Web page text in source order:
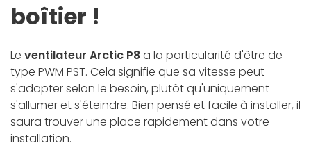
boîtier !
Le ventilateur Arctic P8a la particularité d'être de
type PWM PST. Cela signifie que sa vitesse peut
s'adapter selon le besoin, plutôt qu'uniquement
s'allumer et s'éteindre. Bien pensé et facile à installer, il
saura trouver une place rapidement dans votre
installation.